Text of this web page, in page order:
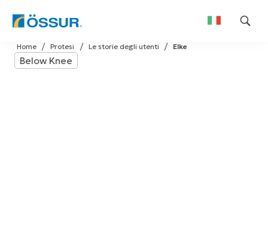
Skip
to
content
Elke
Le storie degli utenti
Protesi
Home
Below Knee